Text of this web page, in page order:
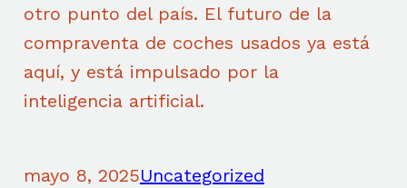
otro punto del país. El futuro de la
compraventa de coches usados ya está
aquí, y está impulsado por la
inteligencia artificial.
mayo 8, 2025Uncategorized